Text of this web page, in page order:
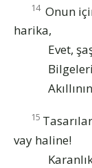
14 Onun
harika,
Evet,
15
vay haline!